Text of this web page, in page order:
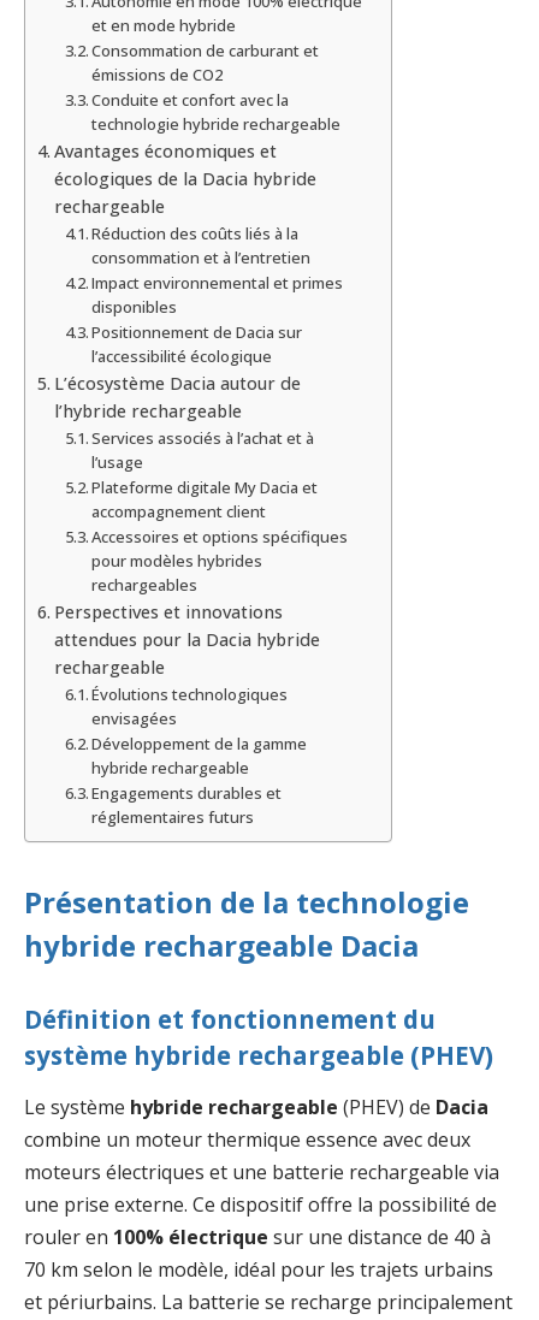
et en mode hybride
Consommation de carburant et
émissions de CO2
Conduite et confort avec la
technologie hybride rechargeable
Avantages économiques et
écologiques de la Dacia hybride
rechargeable
Réduction des coûts liés à la
consommation et à l’entretien
Impact environnemental et primes
disponibles
Positionnement de Dacia sur
l’accessibilité écologique
L’écosystème Dacia autour de
l’hybride rechargeable
Services associés à l’achat et à
l’usage
Plateforme digitale My Dacia et
accompagnement client
Accessoires et options spécifiques
pour modèles hybrides
rechargeables
Perspectives et innovations
attendues pour la Dacia hybride
rechargeable
Évolutions technologiques
envisagées
Développement de la gamme
hybride rechargeable
Engagements durables et
réglementaires futurs
Présentation de la technologie
hybride rechargeable Dacia
Définition et fonctionnement du
système hybride rechargeable (PHEV)
Le système hybride rechargeable (PHEV) de Dacia
combine un moteur thermique essence avec deux
moteurs électriques et une batterie rechargeable via
une prise externe. Ce dispositif offre la possibilité de
rouler en 100% électrique sur une distance de 40 à
70 km selon le modèle, idéal pour les trajets urbains
et périurbains. La batterie se recharge principalement